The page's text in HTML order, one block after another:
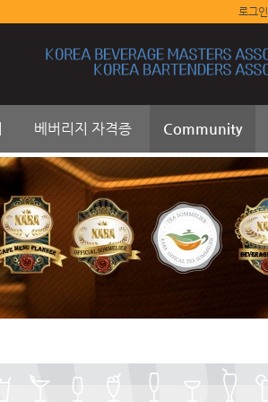
로그인
베버리지 자격증 Community